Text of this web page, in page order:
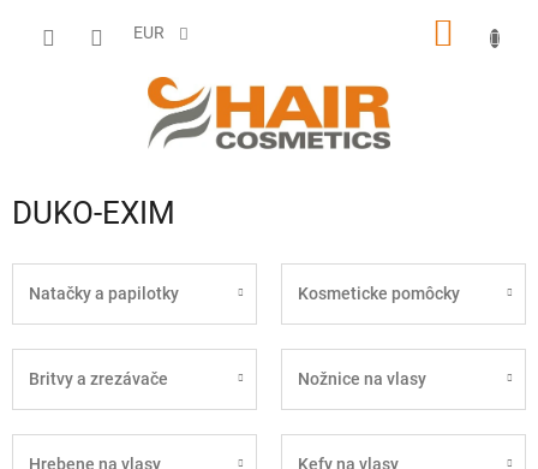
EUR
DUKO-EXIM
Natačky a papilotky Kosmeticke pomôcky
Britvy a zrezávače Nožnice na vlasy
Hrebene na vlasy Kefy na vlasy